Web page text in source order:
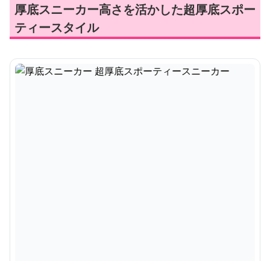
厚底スニーカー高さを活かした超厚底スポー
ティースタイル